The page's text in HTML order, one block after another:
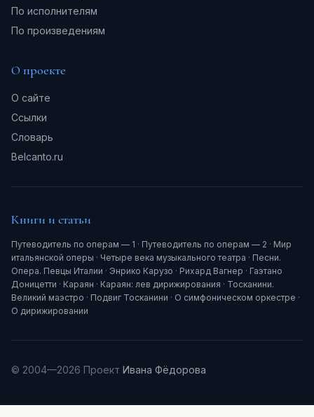
По исполнителям
По произведениям
О проекте
О сайте
Ссылки
Словарь
Belcanto.ru
Книги и статьи
Путеводитель по операм — 1 · Путеводитель по операм — 2 · Мир
итальянской оперы · Четыре века музыкального театра · Песни.
Опера. Певцы Италии · Энрико Карузо · Рихард Вагнер · Гаэтано
Доницетти · Караян · Караян: лев дирижирования · Тосканини.
Великий маэстро · Подвиг Тосканини · О симфоническом оркестре ·
О дирижировании
© 2004—2026 Проект Ивана Фёдорова